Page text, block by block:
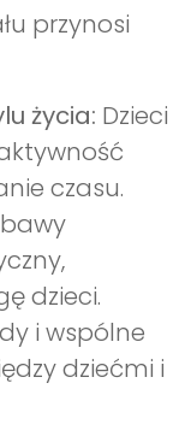
przynosi
życia: Dzieci
czasu.
dzieci.
i wspólne
dziećmi i